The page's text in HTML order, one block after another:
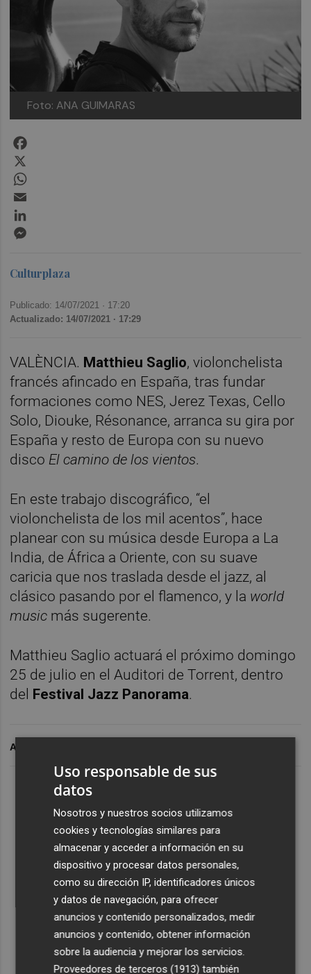
Foto: ANA GUIMARAS
Culturplaza
Publicado: 14/07/2021 · 17:20
Actualizado: 14/07/2021 · 17:29
VALÈNCIA. Matthieu Saglio, violonchelista
francés afincado en España, tras fundar
formaciones como NES, Jerez Texas, Cello
Solo, Diouke, Résonance, arranca su gira por
España y resto de Europa con su nuevo
disco El camino de los vientos.
En este trabajo discográfico, “el
violonchelista de los mil acentos”, hace
planear con su música desde Europa a La
India, de África a Oriente, con su suave
caricia que nos traslada desde el jazz, al
clásico pasando por el flamenco, y la world
music más sugerente.
Matthieu Saglio actuará el próximo domingo
25 de julio en el Auditori de Torrent, dentro
del Festival Jazz Panorama.
ARCHIVADO EN
Uso responsable de sus
datos
Nosotros y nuestros socios utilizamos
cookies y tecnologías similares para
almacenar y acceder a información en su
dispositivo y procesar datos personales,
como su dirección IP, identificadores únicos
y datos de navegación, para ofrecer
anuncios y contenido personalizados, medir
anuncios y contenido, obtener información
sobre la audiencia y mejorar los servicios.
Proveedores de terceros (1913) también